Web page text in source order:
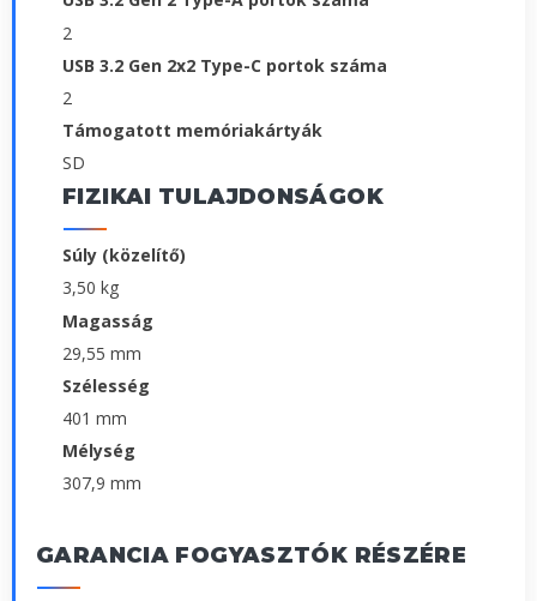
2
USB 3.2 Gen 2x2 Type-C portok száma
2
Támogatott memóriakártyák
SD
FIZIKAI TULAJDONSÁGOK
Súly (közelítő)
3,50 kg
Magasság
29,55 mm
Szélesség
401 mm
Mélység
307,9 mm
GARANCIA FOGYASZTÓK RÉSZÉRE